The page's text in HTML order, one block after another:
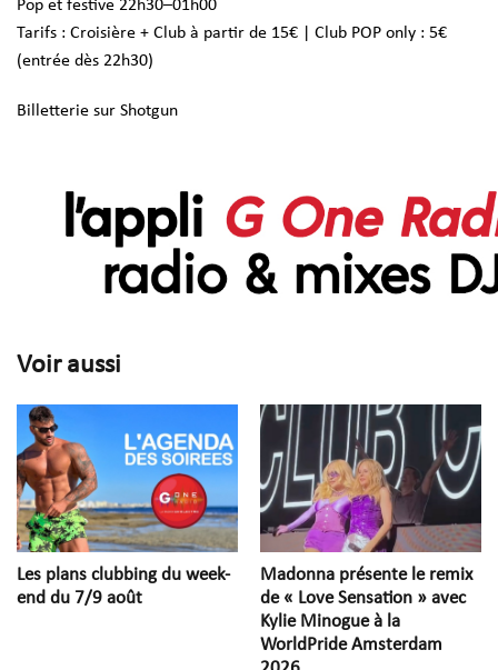
Pop et festive 22h30–01h00
Tarifs : Croisière + Club à partir de 15€ | Club POP only : 5€
(entrée dès 22h30)
Billetterie sur Shotgun
Voir aussi
Les plans clubbing du week-
end du 7/9 août
Madonna présente le remix
de « Love Sensation » avec
Kylie Minogue à la
WorldPride Amsterdam